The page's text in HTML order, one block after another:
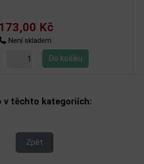
v těchto kategoriích:
Zpět